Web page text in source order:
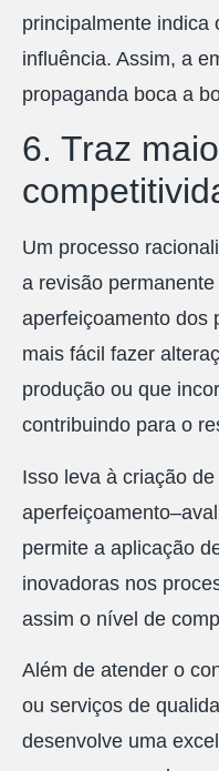
principalmente indica
influência. Assim, a
propaganda boca a
6. Traz
Um processo
a revisão
aperfeiçoamento dos
mais fácil fazer
produção ou que
contribuindo para o
Isso leva à criação
permite a aplicação
inovadoras nos
assim o nível de
Além de atender o
ou serviços de
desenvolve uma